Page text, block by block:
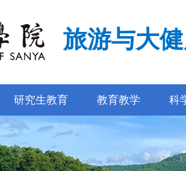
旅游与大
研究生教育 教育教学 科